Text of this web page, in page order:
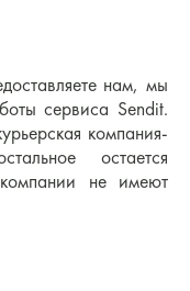
нам, мы
сервиса Sendit.
компания-
остается
не имеют